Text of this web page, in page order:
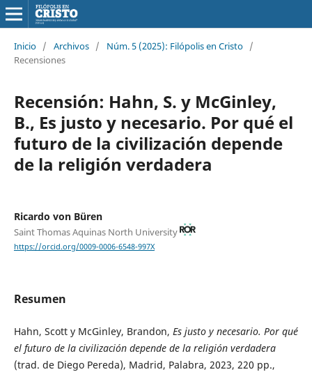
Inicio / Archivos / Núm. 5 (2025): Filópolis en Cristo /
Recensiones
Recensión: Hahn, S. y McGinley,
B., Es justo y necesario. Por qué el
futuro de la civilización depende
de la religión verdadera
Ricardo von Büren
Saint Thomas Aquinas North University
https://orcid.org/0009-0006-6548-997X
Resumen
Hahn, Scott y McGinley, Brandon, Es justo y necesario. Por qué
el futuro de la civilización depende de la religión verdadera
(trad. de Diego Pereda), Madrid, Palabra, 2023, 220 pp.,